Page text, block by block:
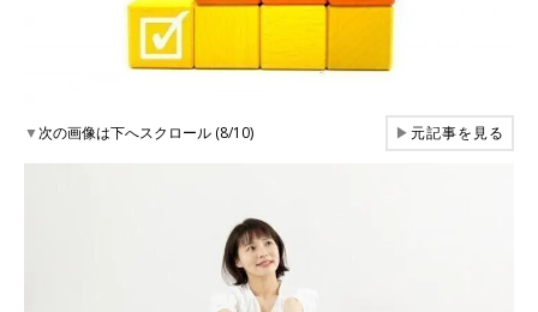
▼次の画像は下へスクロール (8/10) ▶元記事を見る